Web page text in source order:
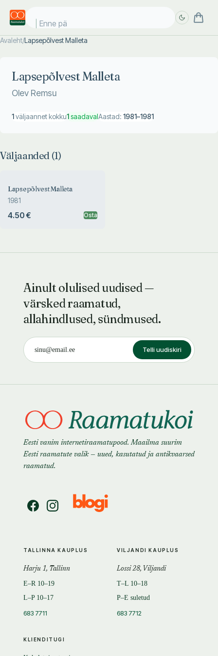
Enne päi
Avaleht/Lapsepõlvest Malleta
Lapsepõlvest Malleta
Olev Remsu
1väljaannet kokku1saadavalAastad: 1981–1981
Väljaanded (1)
Lapsepõlvest Malleta
1981
4.50 € Osta
Ainult olulised uudised —
värsked raamatud,
allahindlused, sündmused.
Telli uudiskiri
Eesti vanim internetiraamatupood. Maailma suurim
Eesti raamatute valik — uued, kasutatud ja antikvaarsed
raamatud.
KLIENDITUGI
TALLINNA KAUPLUS
Harju 1, Tallinn
E–R 10–19
L–P 10–17
683 7711
VILJANDI KAUPLUS
Lossi 28, Viljandi
T–L 10–18
P–E suletud
683 7712